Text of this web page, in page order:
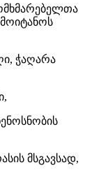
ჭაღარა
მსგავსად,